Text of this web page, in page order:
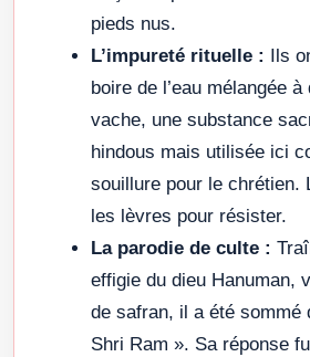
pieds nus.
L’impureté rituelle :
Ils
boire de l’eau mélangée
vache, une substance
hindous mais utilisée ici
souillure pour le chrétien.
les lèvres pour résister.
La parodie de culte :
effigie du dieu Hanuman,
de safran, il a été sommé
Shri Ram ». Sa réponse